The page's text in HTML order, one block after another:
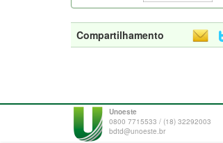
Compartilhamento
Unoeste
0800 7715533 / (18) 32292003
bdtd@unoeste.br